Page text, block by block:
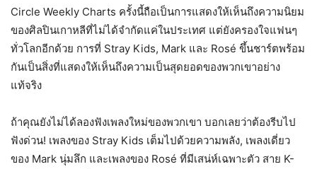
Circle Weekly Charts ครั้งนี้ถือเป็นการแสดงให้เห็นถึงความนิยม
ของศิลปินเกาหลีที่ไม่ได้จำกัดแค่ในประเทศ แต่ยังครองใจแฟนๆ
ทั่วโลกอีกด้วย การที่ Stray Kids, Mark และ Rosé ขึ้นชาร์ตพร้อม
กันเป็นสิ่งที่แสดงให้เห็นถึงความเป็นสุดยอดของพวกเขาอย่าง
แท้จริง
ถ้าคุณยังไม่ได้ลองฟังเพลงใหม่ของพวกเขา บอกเลยว่าต้องรีบไป
ฟังด่วน! เพลงของ Stray Kids เต็มไปด้วยความพลัง, เพลงเดี่ยว
ของ Mark นุ่มลึก และเพลงของ Rosé ที่มีเสน่ห์เฉพาะตัว สาย K-